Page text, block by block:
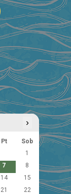
›
Pt
Sob
1
7
8
14
15
21
22